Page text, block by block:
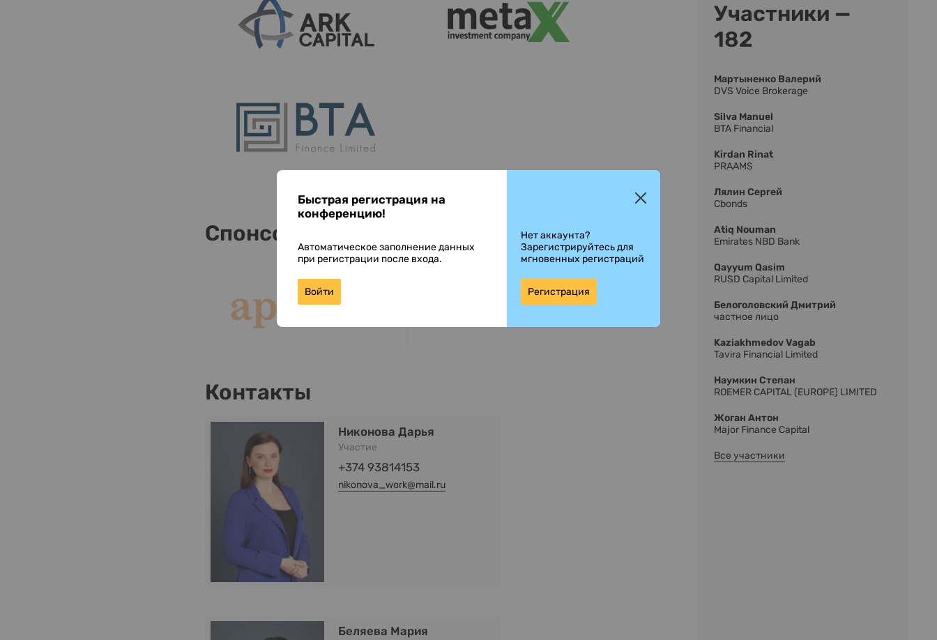
Спонсоры
Контакты
Никонова Дарья
Участие
+374 93814153
nikonova_work@mail.ru
Беляева Мария
Участники —
182
Мартыненко Валерий
DVS Voice Brokerage
Silva Manuel
BTA Financial
Kirdan Rinat
PRAAMS
Лялин Сергей
Cbonds
Atiq Nouman
Emirates NBD Bank
Qayyum Qasim
RUSD Capital Limited
Белоголовский Дмитрий
частное лицо
Kaziakhmedov Vagab
Tavira Financial Limited
Наумкин Степан
ROEMER CAPITAL (EUROPE) LIMITED
Жоган Антон
Major Finance Capital
Все участники
Быстрая регистрация на
конференцию!
Автоматическое заполнение данных
при регистрации после входа.
Войти
Нет аккаунта?
Зарегистрируйтесь для
мгновенных регистраций
Регистрация